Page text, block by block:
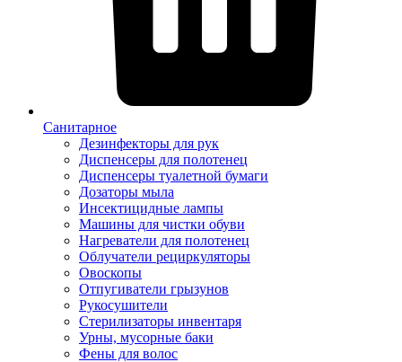
Санитарное
Дезинфекторы для рук
Диспенсеры для полотенец
Диспенсеры туалетной бумаги
Дозаторы мыла
Инсектицидные лампы
Машины для чистки обуви
Нагреватели для полотенец
Облучатели рециркуляторы
Овоскопы
Отпугиватели грызунов
Рукосушители
Стерилизаторы инвентаря
Урны, мусорные баки
Фены для волос